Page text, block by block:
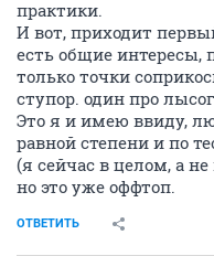
практики.
И вот, приходит
есть общие интересы,
только точки
ступор. один про
Это я и имею ввиду,
равной степени и по
(я сейчас в целом, а
но это уже оффтоп.
ОТВЕТИТЬ